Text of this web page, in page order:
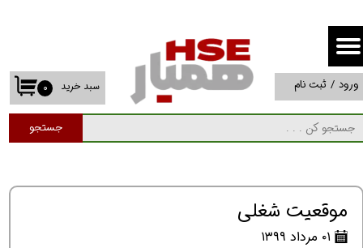
جستجو
۰ سبد خرید ورود / ثبت نام
حساب کاربری من
تغییر گذر واژه
سفارشات
موقعیت شغلی
۰۱ مرداد ۱۳۹۹